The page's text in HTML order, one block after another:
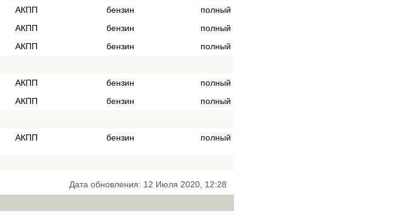
АКПП бензин
полный
АКПП бензин
полный
АКПП бензин
полный
АКПП бензин
полный
АКПП бензин
полный
АКПП бензин полный
Дата обновления: 12 Июля 2020, 12:28